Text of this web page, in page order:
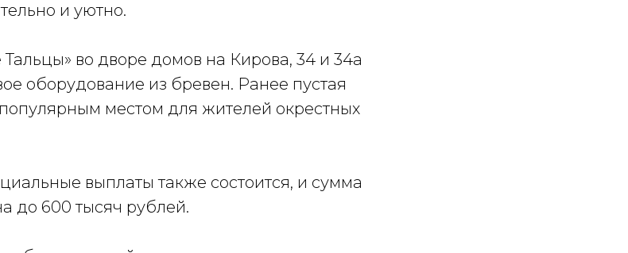
и уютно.
во дворе домов на Кирова, 34 и 34а
оборудование из бревен. Ранее пустая
местом для жителей окрестных
выплаты также состоится, и сумма
до 600 тысяч рублей.